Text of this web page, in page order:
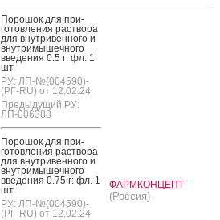
По­рошок для при­
готов­ле­ния рас­тво­ра
для внут­ри­вен­но­го и
внут­ри­мышеч­но­го
вве­дения 0.5 г: фл. 1
шт.
РУ: ЛП-№(004590)-
(РГ-RU) от 12.02.24
Предыдущий РУ:
ЛП-006388
По­рошок для при­
готов­ле­ния рас­тво­ра
для внут­ри­вен­но­го и
внут­ри­мышеч­но­го
вве­дения 0.75 г: фл. 1
шт.
РУ: ЛП-№(004590)-
(РГ-RU) от 12.02.24
ФАРМКОНЦЕПТ
(Россия)